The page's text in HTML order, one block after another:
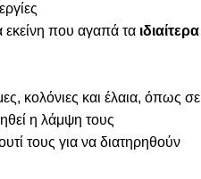
εκείνη που αγαπά τα ιδιαίτερα
κολόνιες και έλαια, όπως σε
η λάμψη τους
τους για να διατηρηθούν